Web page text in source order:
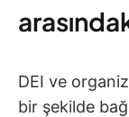
DEI ve
bir şekilde